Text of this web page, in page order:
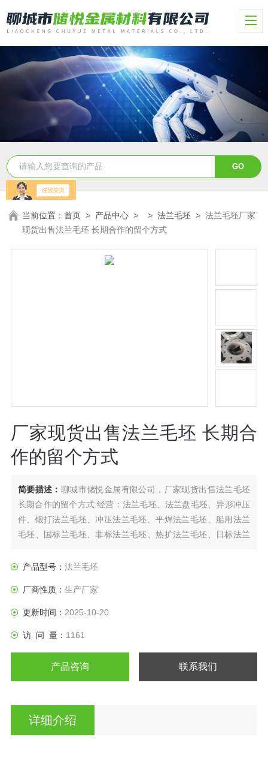
当前位置：首页 > 产品中心 > >法兰毛坯 >法兰毛坯厂家
现货出售法兰毛坯 长期合作的留个方式
厂家现货出售法兰毛坯 长期合
作的留个方式
简要描述： 聊城市储悦金属有限公司，厂家现货出售法兰毛坯
长期合作的留个方式 经营：法兰毛坯、法兰盘毛坯、异形冲压
件、锻打法兰毛坯、冲压法兰毛坯、平焊法兰毛坯、船用法兰
毛坯、国标兰毛坯、非标法兰毛坯、热扩法兰毛坯、日标法兰
产品型号： 法兰毛坯
厂商性质： 生产厂家
更新时间： 2025-10-20
访 问 量： 1161
产品咨询 联系我们
详细介绍